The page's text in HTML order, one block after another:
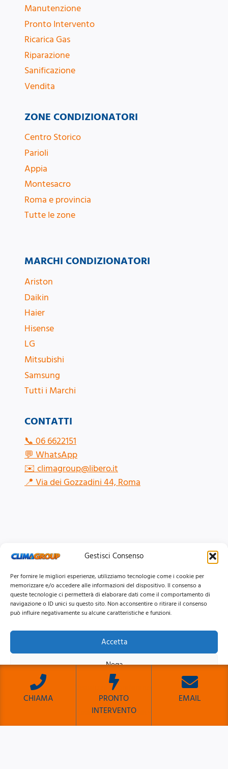
Gestisci Consenso
Per fornire le migliori esperienze, utilizziamo tecnologie come i cookie per
memorizzare e/o accedere alle informazioni del dispositivo. Il consenso a
queste tecnologie ci permetterà di elaborare dati come il comportamento di
navigazione o ID unici su questo sito. Non acconsentire o ritirare il consenso
può influire negativamente su alcune caratteristiche e funzioni.
Accetta
Nega
Visualizza le preferenze
Cookie PolicyPrivacy Policy
ZONE CONDIZIONATORI
Centro Storico
Parioli
Appia
Montesacro
Roma e provincia
Tutte le zone
Manutenzione
Pronto Intervento
Ricarica Gas
Riparazione
Sanificazione
Vendita
CONTATTI
📞06 6622151
💬WhatsApp
✉️climagroup@libero.it
📍Via dei Gozzadini 44, Roma
MARCHI CONDIZIONATORI
Ariston
Daikin
Haier
Hisense
LG
Mitsubishi
Samsung
Tutti i Marchi
© 2026 Clima Group Impianti Srls P.IVA: 17771951005
Privacy
CookiePolicy | Mappa del Sito
CHIAMA
PRONTO
INTERVENTO
EMAIL